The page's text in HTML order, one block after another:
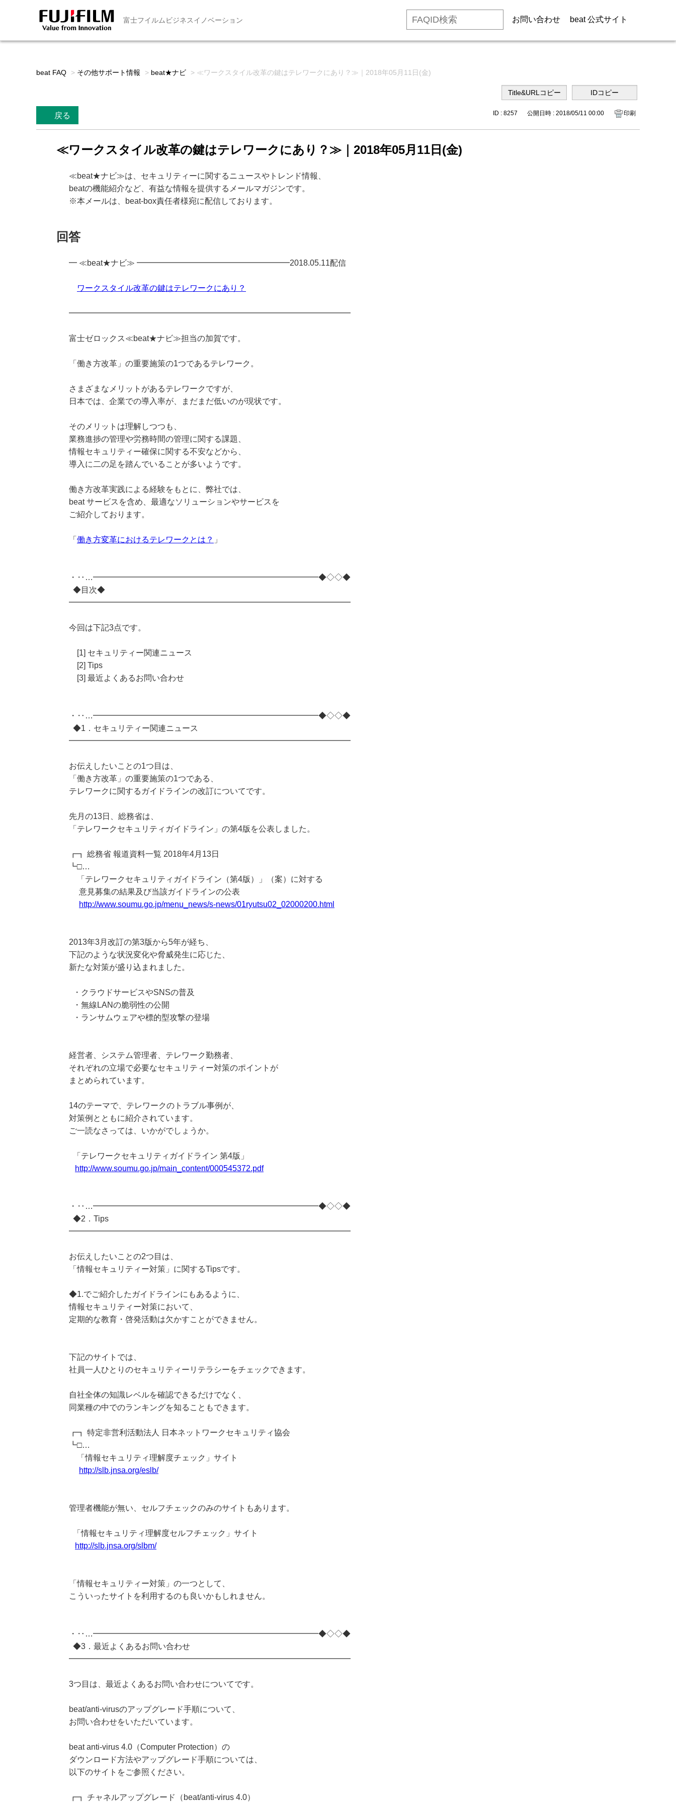
富士フイルムビジネスイノベーション お問い合わせ beat 公式サイト
beat FAQ > その他サポート情報 > beat★ナビ > ≪ワークスタイル改革の鍵はテレワークにあり？≫｜2018年05月11日(金)
戻る ID : 8257 公開日時 : 2018/05/11 00:00 印刷
≪ワークスタイル改革の鍵はテレワークにあり？≫｜2018年05月11日(金)
≪beat★ナビ≫は、セキュリティーに関するニュースやトレンド情報、
beatの機能紹介など、有益な情報を提供するメールマガジンです。
※本メールは、beat-box責任者様宛に配信しております。
回答
━ ≪beat★ナビ≫ ━━━━━━━━━━━━━━━━━━━2018.05.11配信
ワークスタイル改革の鍵はテレワークにあり？
━━━━━━━━━━━━━━━━━━━━━━━━━━━━━━━━━━━
富士ゼロックス≪beat★ナビ≫担当の加賀です。
「働き方改革」の重要施策の1つであるテレワーク。
さまざまなメリットがあるテレワークですが、
日本では、企業での導入率が、まだまだ低いのが現状です。
そのメリットは理解しつつも、
業務進捗の管理や労務時間の管理に関する課題、
情報セキュリティー確保に関する不安などから、
導入に二の足を踏んでいることが多いようです。
働き方改革実践による経験をもとに、弊社では、
beat サービスを含め、最適なソリューションやサービスを
ご紹介しております。
「 働き方変革におけるテレワークとは？ 」
・‥…━━━━━━━━━━━━━━━━━━━━━━━━━━━━◆◇◇◆
◆目次◆
━━━━━━━━━━━━━━━━━━━━━━━━━━━━━━━━━━━
今回は下記3点です。
[1] セキュリティー関連ニュース
[2] Tips
[3] 最近よくあるお問い合わせ
・‥…━━━━━━━━━━━━━━━━━━━━━━━━━━━━◆◇◇◆
◆1．セキュリティー関連ニュース
━━━━━━━━━━━━━━━━━━━━━━━━━━━━━━━━━━━
お伝えしたいことの1つ目は、
「働き方改革」の重要施策の1つである、
テレワークに関するガイドラインの改訂についてです。
先月の13日、総務省は、
「テレワークセキュリティガイドライン」の第4版を公表しました。
┏┓ 総務省 報道資料一覧 2018年4月13日
┗□…
「テレワークセキュリティガイドライン（第4版）」（案）に対する
意見募集の結果及び当該ガイドラインの公表
http://www.soumu.go.jp/menu_news/s-news/01ryutsu02_02000200.html
2013年3月改訂の第3版から5年が経ち、
下記のような状況変化や脅威発生に応じた、
新たな対策が盛り込まれました。
・クラウドサービスやSNSの普及
・無線LANの脆弱性の公開
・ランサムウェアや標的型攻撃の登場
経営者、システム管理者、テレワーク勤務者、
それぞれの立場で必要なセキュリティー対策のポイントが
まとめられています。
14のテーマで、テレワークのトラブル事例が、
対策例とともに紹介されています。
ご一読なさっては、いかがでしょうか。
「テレワークセキュリティガイドライン 第4版」
http://www.soumu.go.jp/main_content/000545372.pdf
・‥…━━━━━━━━━━━━━━━━━━━━━━━━━━━━◆◇◇◆
◆2．Tips
━━━━━━━━━━━━━━━━━━━━━━━━━━━━━━━━━━━
お伝えしたいことの2つ目は、
「情報セキュリティー対策」に関するTipsです。
◆1.でご紹介したガイドラインにもあるように、
情報セキュリティー対策において、
定期的な教育・啓発活動は欠かすことができません。
下記のサイトでは、
社員一人ひとりのセキュリティーリテラシーをチェックできます。
自社全体の知識レベルを確認できるだけでなく、
同業種の中でのランキングを知ることもできます。
┏┓ 特定非営利活動法人 日本ネットワークセキュリティ協会
┗□…
「情報セキュリティ理解度チェック」サイト
http://slb.jnsa.org/eslb/
管理者機能が無い、セルフチェックのみのサイトもあります。
「情報セキュリティ理解度セルフチェック」サイト
http://slb.jnsa.org/slbm/
「情報セキュリティー対策」の一つとして、
こういったサイトを利用するのも良いかもしれません。
・‥…━━━━━━━━━━━━━━━━━━━━━━━━━━━━◆◇◇◆
◆3．最近よくあるお問い合わせ
━━━━━━━━━━━━━━━━━━━━━━━━━━━━━━━━━━━
3つ目は、最近よくあるお問い合わせについてです。
beat/anti-virusのアップグレード手順について、
お問い合わせをいただいています。
beat anti-virus 4.0（Computer Protection）の
ダウンロード方法やアップグレード手順については、
以下のサイトをご参照ください。
┏┓ チャネルアップグレード（beat/anti-virus 4.0）